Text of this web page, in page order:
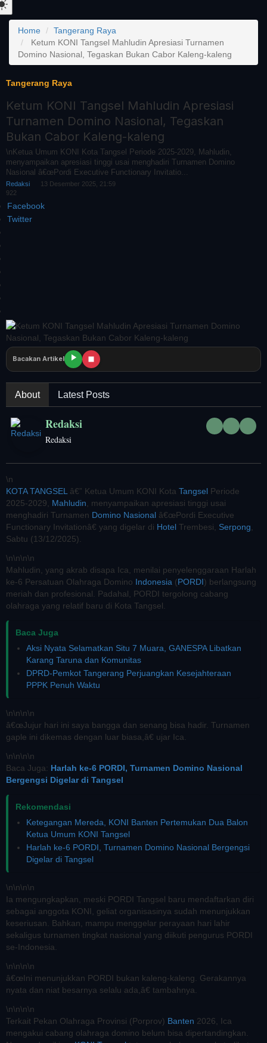
Home
Tangerang Raya
Ketum KONI Tangsel Mahludin Apresiasi Turnamen
Domino Nasional, Tegaskan Bukan Cabor Kaleng-kaleng
Tangerang Raya
Ketum KONI Tangsel Mahludin Apresiasi
Turnamen Domino Nasional, Tegaskan
Bukan Cabor Kaleng-kaleng
\nKetua Umum KONI Kota Tangsel Periode 2025-2029, Mahludin,
menyampaikan apresiasi tinggi usai menghadiri Turnamen Domino
Nasional â€œPordi Executive Functionary Invitatio...
Redaksi
13 Desember 2025, 21:59
922
Facebook
Twitter
Bacakan Artikel
About Latest Posts
Redaksi
Redaksi
\n
KOTA TANGSEL â€” Ketua Umum KONI Kota Tangsel Periode
2025-2029, Mahludin , menyampaikan apresiasi tinggi usai
menghadiri Turnamen Domino Nasional â€œPordi Executive
Functionary Invitationâ€ yang digelar di Hotel Trembesi, Serpong
Sabtu (13/12/2025).
\n\n\n\n
Mahludin, yang akrab disapa Ica, menilai penyelenggaraan Harlah
ke-6 Persatuan Olahraga Domino Indonesia (PORDI) berlangsung
meriah dan profesional. Padahal, PORDI tergolong cabang
olahraga yang relatif baru di Kota Tangsel.
Baca Juga
Aksi Nyata Selamatkan Situ 7 Muara, GANESPA Libatkan
Karang Taruna dan Komunitas
DPRD-Pemkot Tangerang Perjuangkan Kesejahteraan
PPPK Penuh Waktu
\n\n\n\n
â€œJujur hari ini saya bangga dan senang bisa hadir. Turnamen
gaple ini dikemas dengan luar biasa,â€ ujar Ica.
\n\n\n\n
Baca Juga: Harlah ke-6 PORDI, Turnamen Domino Nasional
Bergengsi Digelar di Tangsel
Rekomendasi
Ketegangan Mereda, KONI Banten Pertemukan Dua Balon
Ketua Umum KONI Tangsel
Harlah ke-6 PORDI, Turnamen Domino Nasional Bergengsi
Digelar di Tangsel
\n\n\n\n
Ia mengungkapkan, meski PORDI Tangsel baru mendaftarkan diri
sebagai anggota KONI, geliat organisasinya sudah menunjukkan
keseriusan. Bahkan, mampu menggelar perayaan hari lahir
sekaligus turnamen tingkat nasional yang diikuti pengurus PORDI
se-Indonesia.
\n\n\n\n
â€œIni menunjukkan PORDI bukan kaleng-kaleng. Gerakannya
nyata dan niat besarnya selalu ada,â€ tambahnya.
\n\n\n\n
Terkait Pekan Olahraga Provinsi (Porprov) Banten 2026, Ica
mengakui cabang olahraga domino belum bisa dipertandingkan.